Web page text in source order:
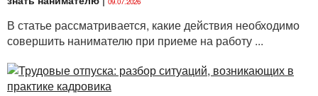
Пленума Верховного Суда
Республики Беларусь от 29.03.2001 № 2 «О
некоторых вопросах применения судами
законодательства о труде» (далее —
Постановление № 2);
В статье рассматривается, какие действия необходимо
совершить нанимателю при приеме на работу ...